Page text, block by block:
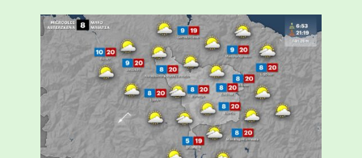
Eguraldiak hobera egingo du gaur,